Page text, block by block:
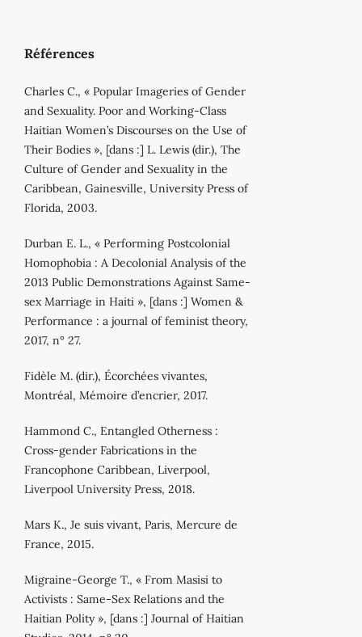
Références
Charles C., « Popular Imageries of Gender
and Sexuality. Poor and Working-Class
Haitian Women’s Discourses on the Use of
Their Bodies », [dans :] L. Lewis (dir.), The
Culture of Gender and Sexuality in the
Caribbean, Gainesville, University Press of
Florida, 2003.
Durban E. L., « Performing Postcolonial
Homophobia : A Decolonial Analysis of the
2013 Public Demonstrations Against Same-
sex Marriage in Haiti », [dans :] Women &
Performance : a journal of feminist theory,
2017, n° 27.
Fidèle M. (dir.), Écorchées vivantes,
Montréal, Mémoire d’encrier, 2017.
Hammond C., Entangled Otherness :
Cross-gender Fabrications in the
Francophone Caribbean, Liverpool,
Liverpool University Press, 2018.
Mars K., Je suis vivant, Paris, Mercure de
France, 2015.
Migraine-George T., « From Masisi to
Activists : Same-Sex Relations and the
Haitian Polity », [dans :] Journal of Haitian